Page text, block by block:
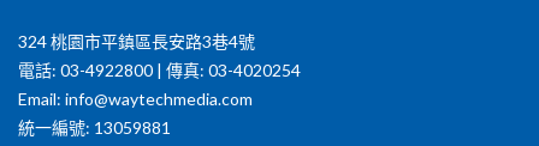
324 桃園市平鎮區長安路3巷4號
電話: 03-4922800 | 傳真: 03-4020254
Email: info@waytechmedia.com
統一編號: 13059881